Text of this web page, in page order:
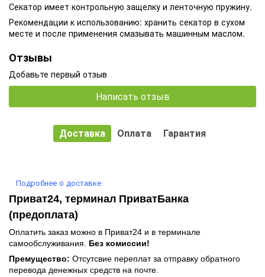
Секатор имеет контрольную защелку и ленточную пружину.
Рекомендации к использованию: хранить секатор в сухом
месте и после применения смазывать машинным маслом.
Отзывы
Добавьте первый отзыв
Написать отзыв
Доставка Оплата Гарантия
Подробнее о доставке
Приват24, терминал ПриватБанка
(предоплата)
Оплатить заказ можно в Приват24 и в терминале
самообслуживания. Без комиссии!
Премущество: Отсутсвие переплат за отправку обратного
перевода денежных средств на почте.